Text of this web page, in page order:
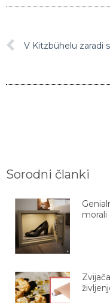
Sorodni članki
morali